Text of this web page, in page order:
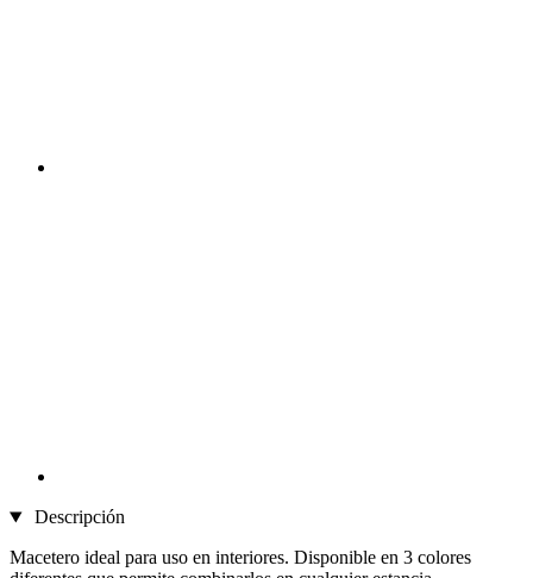
Descripción
Macetero ideal para uso en interiores. Disponible en 3 colores